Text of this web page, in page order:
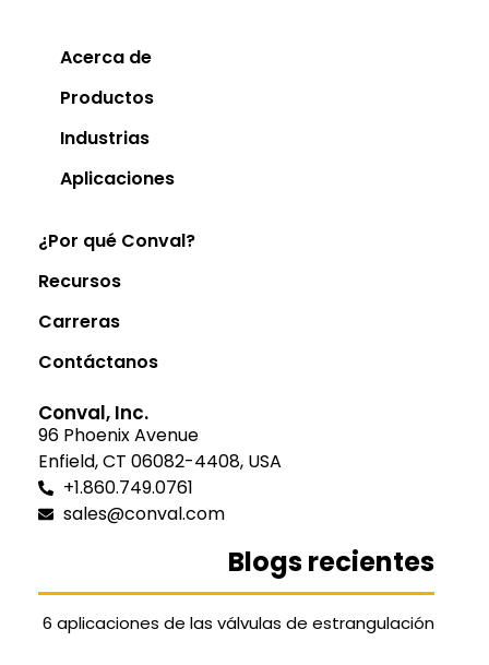
Acerca de
Productos
Industrias
Aplicaciones
¿Por qué Conval?
Recursos
Carreras
Contáctanos
Conval, Inc.
96 Phoenix Avenue
Enfield, CT 06082-4408, USA
+1.860.749.0761
sales@conval.com
Blogs recientes
6 aplicaciones de las válvulas de estrangulación